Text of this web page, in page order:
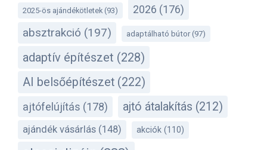
2025-ös ajándékötletek (93) 2026 (176)
absztrakció (197) adaptálható bútor(97)
adaptív építészet (228)
AI belsőépítészet (222)
ajtófelújítás (178) ajtó átalakítás (212)
ajándék vásárlás (148) akciók (110)